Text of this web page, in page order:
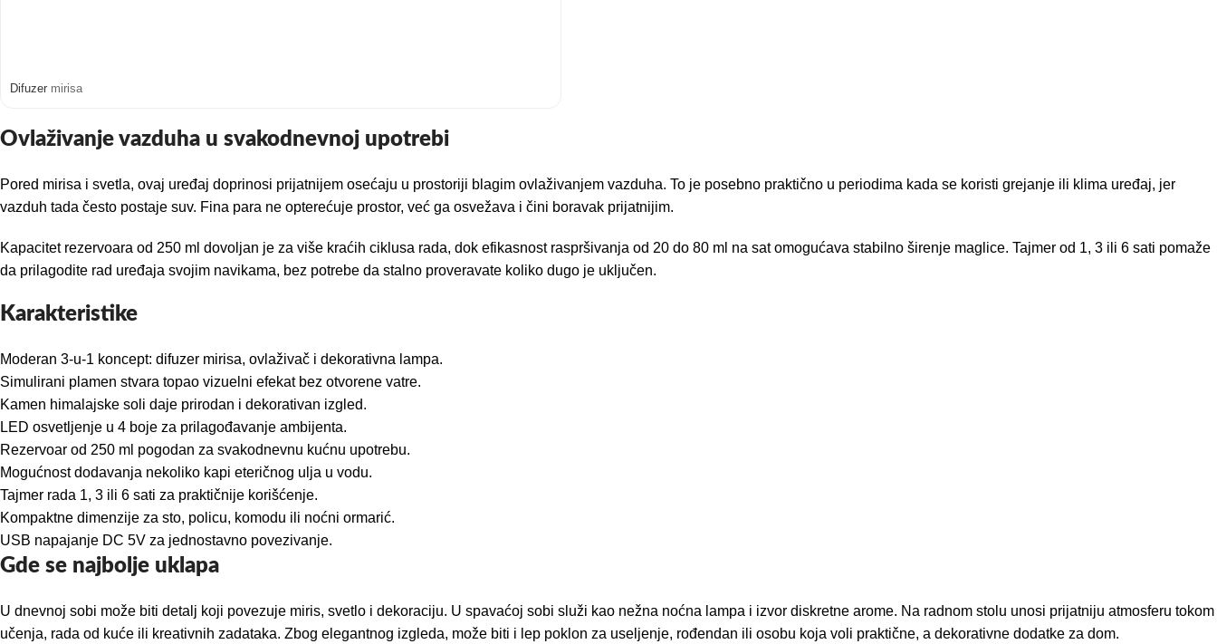
Difuzer mirisa
Ovlaživanje vazduha u svakodnevnoj upotrebi
Pored mirisa i svetla, ovaj uređaj doprinosi prijatnijem osećaju u prostoriji blagim ovlaživanjem vazduha. To je posebno praktično u periodima kada se koristi grejanje ili klima uređaj, jer
vazduh tada često postaje suv. Fina para ne opterećuje prostor, već ga osvežava i čini boravak prijatnijim.
Kapacitet rezervoara od 250 ml dovoljan je za više kraćih ciklusa rada, dok efikasnost raspršivanja od 20 do 80 ml na sat omogućava stabilno širenje maglice. Tajmer od 1, 3 ili 6 sati pomaže
da prilagodite rad uređaja svojim navikama, bez potrebe da stalno proveravate koliko dugo je uključen.
Karakteristike
Moderan 3-u-1 koncept: difuzer mirisa, ovlaživač i dekorativna lampa.
Simulirani plamen stvara topao vizuelni efekat bez otvorene vatre.
Kamen himalajske soli daje prirodan i dekorativan izgled.
LED osvetljenje u 4 boje za prilagođavanje ambijenta.
Rezervoar od 250 ml pogodan za svakodnevnu kućnu upotrebu.
Mogućnost dodavanja nekoliko kapi eteričnog ulja u vodu.
Tajmer rada 1, 3 ili 6 sati za praktičnije korišćenje.
Kompaktne dimenzije za sto, policu, komodu ili noćni ormarić.
USB napajanje DC 5V za jednostavno povezivanje.
Gde se najbolje uklapa
U dnevnoj sobi može biti detalj koji povezuje miris, svetlo i dekoraciju. U spavaćoj sobi služi kao nežna noćna lampa i izvor diskretne arome. Na radnom stolu unosi prijatniju atmosferu tokom
učenja, rada od kuće ili kreativnih zadataka. Zbog elegantnog izgleda, može biti i lep poklon za useljenje, rođendan ili osobu koja voli praktične, a dekorativne dodatke za dom.